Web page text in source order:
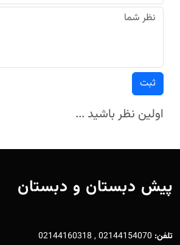
ثبت
اولین نظر باشید ...
پیش دبستان و دبستان
تلفن: 02144154070 , 02144160318